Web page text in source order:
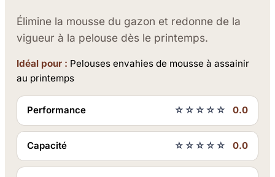
Élimine la mousse du gazon et redonne de la
vigueur à la pelouse dès le printemps.
Idéal pour : Pelouses envahies de mousse à assainir
au printemps
Performance ☆☆☆☆☆ 0.0
Capacité ☆☆☆☆☆ 0.0